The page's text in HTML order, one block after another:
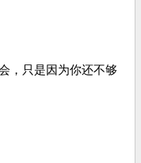
，只是因为你还不够